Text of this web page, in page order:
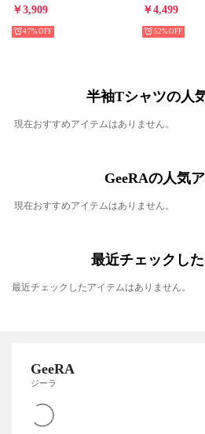
￥3,909
47%
￥4,499
52%
半袖Tシャツの人
現在おすすめアイテムはありません。
GeeRAの人気
現在おすすめアイテムはありません。
最近チェックし
最近チェックしたアイテムはありません。
GeeRA
ジーラ